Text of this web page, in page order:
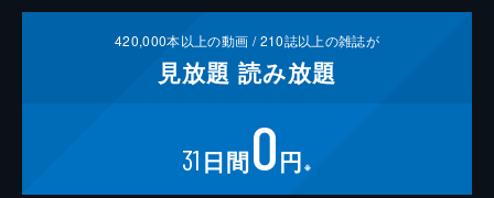
420,000本以上の動画 /210誌以上の雑誌が
見放題 読み放題
31 日間0円 ※